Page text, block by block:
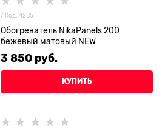
/ Код: 4285
Обогреватель NikaPanels 200
бежевый матовый NEW
3 850 руб.
КУПИТЬ